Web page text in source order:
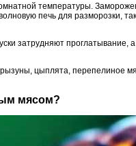
температуры.
печь для разморозки,
затрудняют проглатывание,
цыплята, перепелиное
мясом?